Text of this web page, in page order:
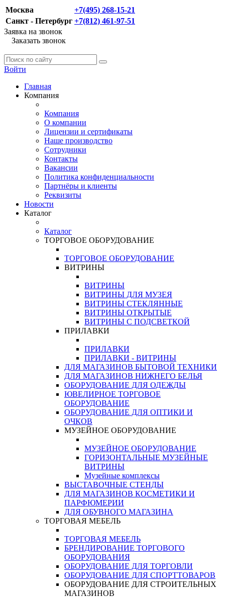
Москва
+7(495) 268-15-21
Санкт - Петербург +7(812) 461-97-51
Заявка на звонок
Заказать звонок
Войти
Главная
Компания
Компания
О компании
Лицензии и сертификаты
Наше производство
Сотрудники
Контакты
Вакансии
Политика конфиденциальности
Партнёры и клиенты
Реквизиты
Новости
Каталог
Каталог
ТОРГОВОЕ ОБОРУДОВАНИЕ
ТОРГОВОЕ ОБОРУДОВАНИЕ
ВИТРИНЫ
ВИТРИНЫ
ВИТРИНЫ ДЛЯ МУЗЕЯ
ВИТРИНЫ СТЕКЛЯННЫЕ
ВИТРИНЫ ОТКРЫТЫЕ
ВИТРИНЫ С ПОДСВЕТКОЙ
ПРИЛАВКИ
ПРИЛАВКИ
ПРИЛАВКИ - ВИТРИНЫ
ДЛЯ МАГАЗИНОВ БЫТОВОЙ ТЕХНИКИ
ДЛЯ МАГАЗИНОВ НИЖНЕГО БЕЛЬЯ
ОБОРУДОВАНИЕ ДЛЯ ОДЕЖДЫ
ЮВЕЛИРНОЕ ТОРГОВОЕ
ОБОРУДОВАНИЕ
ОБОРУДОВАНИЕ ДЛЯ ОПТИКИ И
ОЧКОВ
МУЗЕЙНОЕ ОБОРУДОВАНИЕ
МУЗЕЙНОЕ ОБОРУДОВАНИЕ
ГОРИЗОНТАЛЬНЫЕ МУЗЕЙНЫЕ
ВИТРИНЫ
Музейные комплексы
ВЫСТАВОЧНЫЕ СТЕНДЫ
ДЛЯ МАГАЗИНОВ КОСМЕТИКИ И
ПАРФЮМЕРИИ
ДЛЯ ОБУВНОГО МАГАЗИНА
ТОРГОВАЯ МЕБЕЛЬ
ТОРГОВАЯ МЕБЕЛЬ
БРЕНДИРОВАНИЕ ТОРГОВОГО
ОБОРУДОВАНИЯ
ОБОРУДОВАНИЕ ДЛЯ ТОРГОВЛИ
ОБОРУДОВАНИЕ ДЛЯ СПОРТТОВАРОВ
ОБОРУДОВАНИЕ ДЛЯ СТРОИТЕЛЬНЫХ
МАГАЗИНОВ